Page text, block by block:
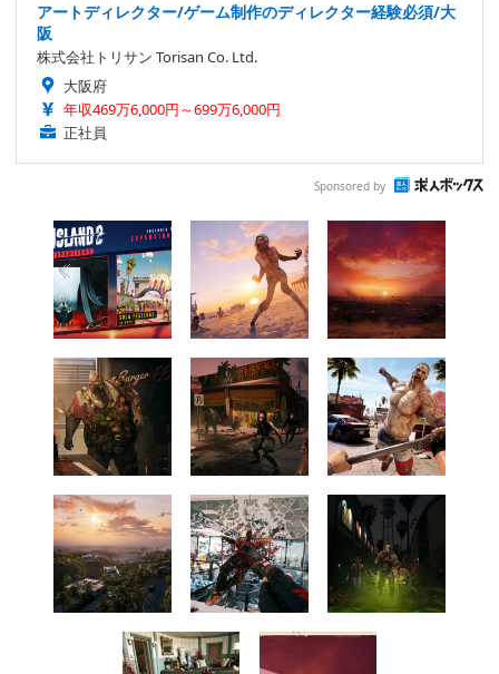
アートディレクター/ゲーム制作のディレクター経験必須/大
阪
株式会社トリサン Torisan Co. Ltd.
大阪府
年収469万6,000円～699万6,000円
正社員
Sponsored by